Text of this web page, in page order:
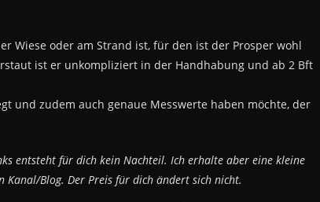
Wiese oder am Strand ist, für den ist der Prosper wohl
ist er unkompliziert in der Handhabung und ab 2 Bft
und zudem auch genaue Messwerte haben möchte, der
entsteht für dich kein Nachteil. Ich erhalte aber eine kleine
Blog. Der Preis für dich ändert sich nicht.